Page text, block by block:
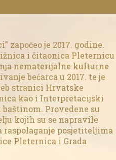
započeo je 2017. godine.
i čitaonica Pleternicu
nematerijalne kulturne
bećarca u 2017. te je
stranici Hrvatske
kao i Interpretacijski
Provedene su
kojih su se napravile
raspolaganje posjetiteljima
Pleternica i Grada